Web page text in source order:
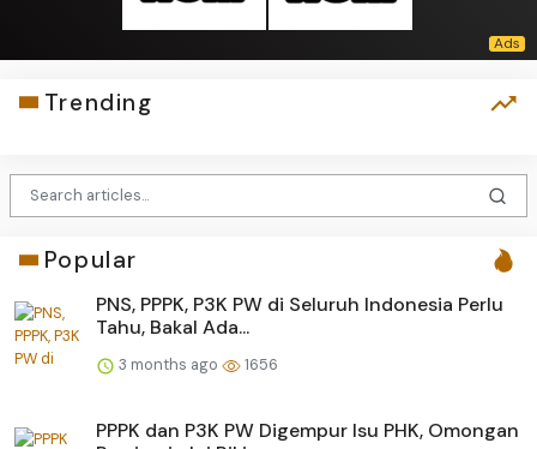
Trending
Popular
PNS, PPPK, P3K PW di Seluruh Indonesia Perlu
Tahu, Bakal Ada...
3 months ago 1656
PPPK dan P3K PW Digempur Isu PHK, Omongan